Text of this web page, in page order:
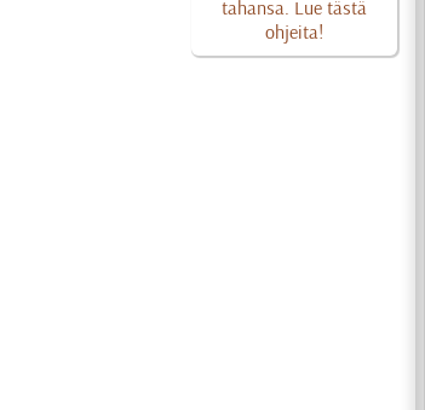
tahansa. Lue tästä
ohjeita!